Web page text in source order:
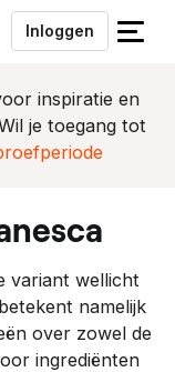
Inloggen
S
u
i
e
n
u
inspiratie en
je toegang tot
variant wellicht
namelijk
over zowel de
ingrediënten